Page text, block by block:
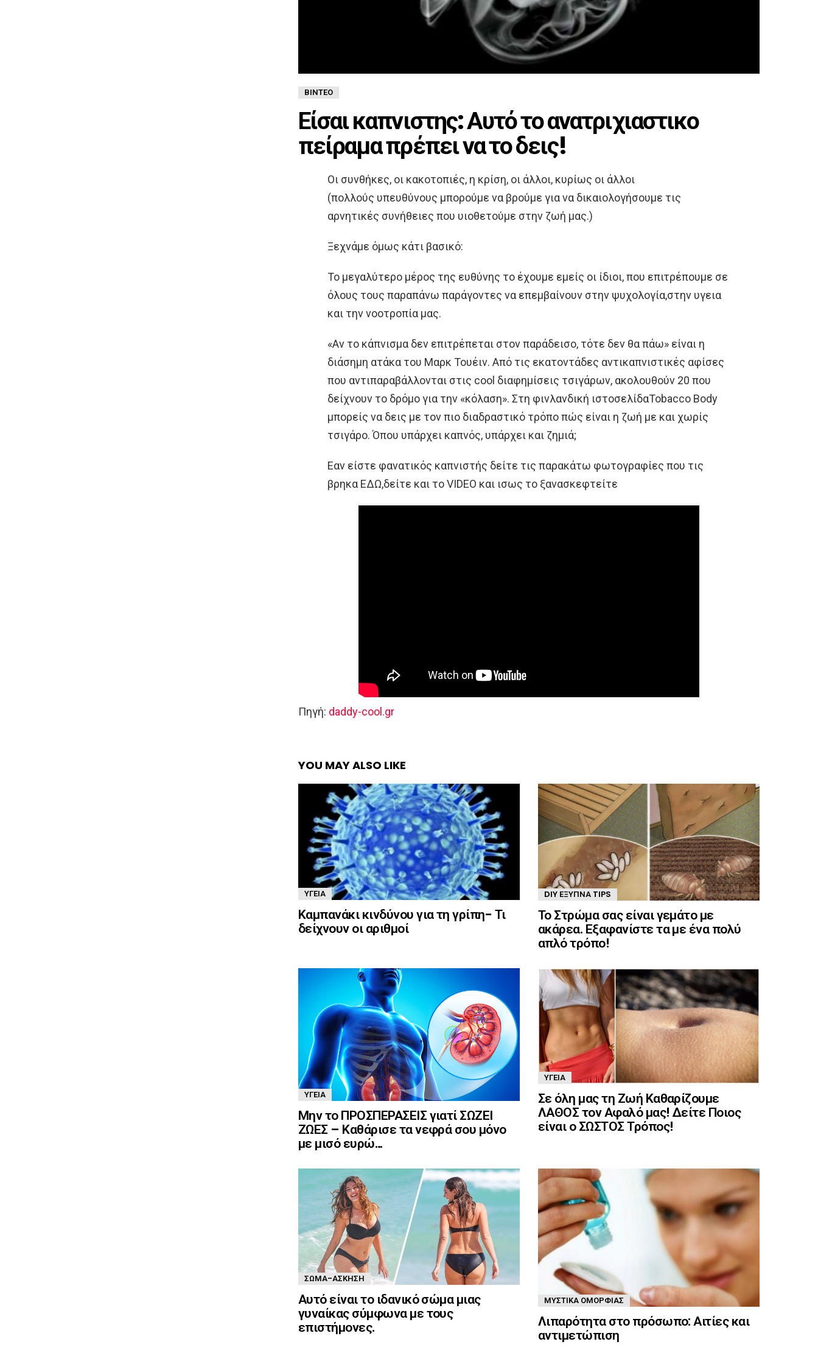
ΒΊΝΤΕΟ
Είσαι καπνιστης: Αυτό το ανατριχιαστικο
πείραμα πρέπει να το δεις!
Οι συνθήκες, οι κακοτοπιές, η κρίση, οι άλλοι, κυρίως οι άλλοι
(πολλούς υπευθύνους μπορούμε να βρούμε για να δικαιολογήσουμε τις
αρνητικές συνήθειες που υιοθετούμε στην ζωή μας.)
Ξεχνάμε όμως κάτι βασικό:
Το μεγαλύτερο μέρος της ευθύνης το έχουμε εμείς οι ίδιοι, που επιτρέπουμε σε
όλους τους παραπάνω παράγοντες να επεμβαίνουν στην ψυχολογία,στην υγεια
και την νοοτροπία μας.
«Αν το κάπνισμα δεν επιτρέπεται στον παράδεισο, τότε δεν θα πάω» είναι η
διάσημη ατάκα του Μαρκ Τουέιν. Από τις εκατοντάδες αντικαπνιστικές αφίσες
που αντιπαραβάλλονται στις cool διαφημίσεις τσιγάρων, ακολουθούν 20 που
δείχνουν το δρόμο για την «κόλαση». Στη φινλανδική ιστοσελίδαTobacco Body
μπορείς να δεις με τον πιο διαδραστικό τρόπο πώς είναι η ζωή με και χωρίς
τσιγάρο. Όπου υπάρχει καπνός, υπάρχει και ζημιά;
Εαν είστε φανατικός καπνιστής δείτε τις παρακάτω φωτογραφίες που τις
βρηκα ΕΔΩ,δείτε και το VIDEO και ισως το ξανασκεφτείτε
Πηγή: daddy-cool.gr
YOU MAY ALSO LIKE
ΥΓΕΊΑ
Καμπανάκι κινδύνου για τη γρίπη- Τι
δείχνουν οι αριθμοί
DIY ΈΞΥΠΝΑ TIPS
Το Στρώμα σας είναι γεμάτο με
ακάρεα. Εξαφανίστε τα με ένα πολύ
απλό τρόπο!
ΥΓΕΊΑ
Μην το ΠΡΟΣΠΕΡΑΣΕΙΣ γιατί ΣΩΖΕΙ
ΖΩΕΣ – Καθάρισε τα νεφρά σου μόνο
με μισό ευρώ…
ΥΓΕΊΑ
Σε όλη μας τη Ζωή Καθαρίζουμε
ΛΑΘΟΣ τον Αφαλό μας! Δείτε Ποιος
είναι ο ΣΩΣΤΟΣ Τρόπος!
ΣΏΜΑ-ΆΣΚΗΣΗ
Αυτό είναι το ιδανικό σώμα μιας
γυναίκας σύμφωνα με τους
επιστήμονες.
ΜΥΣΤΙΚΆ ΟΜΟΡΦΙΆΣ
Λιπαρότητα στο πρόσωπο: Αιτίες και
αντιμετώπιση